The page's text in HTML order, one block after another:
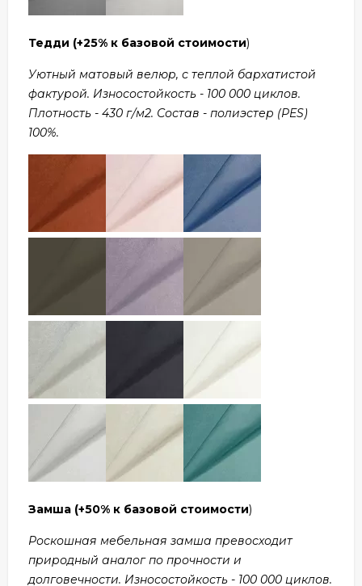
Тедди (+25% к базовой стоимости)
Уютный матовый велюр, с теплой бархатистой
фактурой. Износостойкость - 100 000 циклов.
Плотность - 430 г/м2. Состав - полиэстер (PES)
100%.
Замша (+50% к базовой стоимости)
Роскошная мебельная замша превосходит
природный аналог по прочности и
долговечности. Износостойкость - 100 000 циклов.